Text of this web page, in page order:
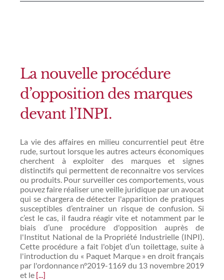
devant l’INPI.
La nouvelle procédure
d’opposition des marques
devant l’INPI.
La vie des affaires en milieu concurrentiel peut être
rude, surtout lorsque les autres acteurs économiques
cherchent à exploiter des marques et signes
distinctifs qui permettent de reconnaitre vos services
ou produits. Pour surveiller ces comportements, vous
pouvez faire réaliser une veille juridique par un avocat
qui se chargera de détecter l'apparition de pratiques
susceptibles d’entrainer un risque de confusion. Si
c’est le cas, il faudra réagir vite et notamment par le
biais d’une procédure d'opposition auprès de
l'Institut National de la Propriété Industrielle (INPI).
Cette procédure a fait l'objet d’un toilettage, suite à
l'introduction du « Paquet Marque » en droit français
par l'ordonnance n°2019-1169 du 13 novembre 2019
et le [...]